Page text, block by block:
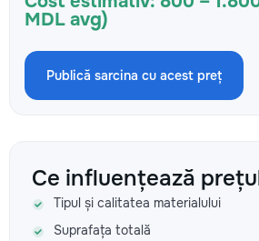
MDL avg)
Publică sarcina cu acest preț
Ce influențează
Tipul și calitatea materialului
Suprafața totală